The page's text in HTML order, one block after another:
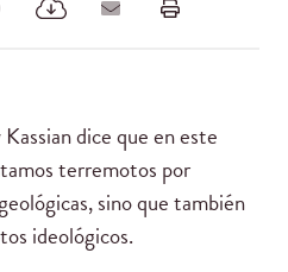
dice que en este
terremotos por
sino que también
ideológicos.